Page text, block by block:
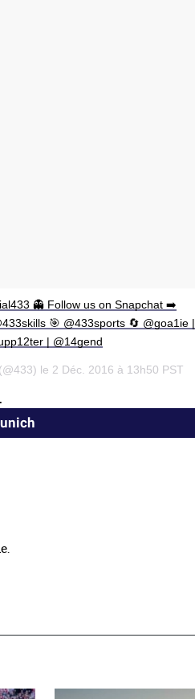
👻 Follow us on Snapchat ➡️
🎯 @433sports 🔄 @goa1ie |
| @14gend
le 2 Déc. 2016 à 13h50 PST